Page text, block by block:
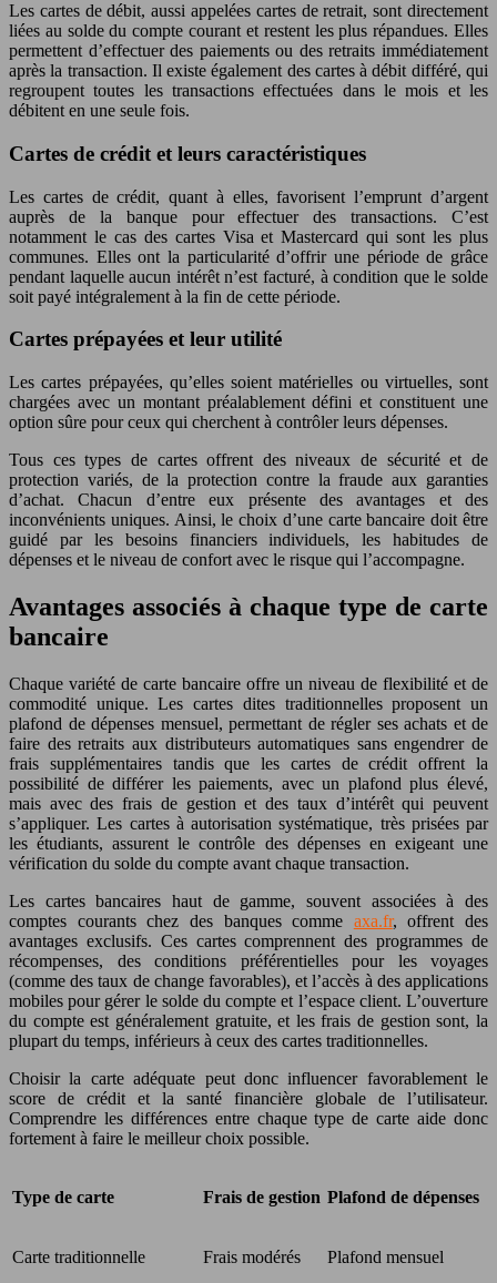
Les cartes de débit, aussi appelées cartes de retrait, sont directement
liées au solde du compte courant et restent les plus répandues. Elles
permettent d’effectuer des paiements ou des retraits immédiatement
après la transaction. Il existe également des cartes à débit différé, qui
regroupent toutes les transactions effectuées dans le mois et les
débitent en une seule fois.
Cartes de crédit et leurs caractéristiques
Les cartes de crédit, quant à elles, favorisent l’emprunt d’argent
auprès de la banque pour effectuer des transactions. C’est
notamment le cas des cartes Visa et Mastercard qui sont les plus
communes. Elles ont la particularité d’offrir une période de grâce
pendant laquelle aucun intérêt n’est facturé, à condition que le solde
soit payé intégralement à la fin de cette période.
Cartes prépayées et leur utilité
Les cartes prépayées, qu’elles soient matérielles ou virtuelles, sont
chargées avec un montant préalablement défini et constituent une
option sûre pour ceux qui cherchent à contrôler leurs dépenses.
Tous ces types de cartes offrent des niveaux de sécurité et de
protection variés, de la protection contre la fraude aux garanties
d’achat. Chacun d’entre eux présente des avantages et des
inconvénients uniques. Ainsi, le choix d’une carte bancaire doit être
guidé par les besoins financiers individuels, les habitudes de
dépenses et le niveau de confort avec le risque qui l’accompagne.
Avantages associés à chaque type de carte
bancaire
Chaque variété de carte bancaire offre un niveau de flexibilité et de
commodité unique. Les cartes dites traditionnelles proposent un
plafond de dépenses mensuel, permettant de régler ses achats et de
faire des retraits aux distributeurs automatiques sans engendrer de
frais supplémentaires tandis que les cartes de crédit offrent la
possibilité de différer les paiements, avec un plafond plus élevé,
mais avec des frais de gestion et des taux d’intérêt qui peuvent
s’appliquer. Les cartes à autorisation systématique, très prisées par
les étudiants, assurent le contrôle des dépenses en exigeant une
vérification du solde du compte avant chaque transaction.
Les cartes bancaires haut de gamme, souvent associées à des
comptes courants chez des banques comme axa.fr, offrent des
avantages exclusifs. Ces cartes comprennent des programmes de
récompenses, des conditions préférentielles pour les voyages
(comme des taux de change favorables), et l’accès à des applications
mobiles pour gérer le solde du compte et l’espace client. L’ouverture
du compte est généralement gratuite, et les frais de gestion sont, la
plupart du temps, inférieurs à ceux des cartes traditionnelles.
Choisir la carte adéquate peut donc influencer favorablement le
score de crédit et la santé financière globale de l’utilisateur.
Comprendre les différences entre chaque type de carte aide donc
fortement à faire le meilleur choix possible.
Type de carte Frais de gestion Plafond de dépenses
Carte traditionnelle Frais modérés Plafond mensuel